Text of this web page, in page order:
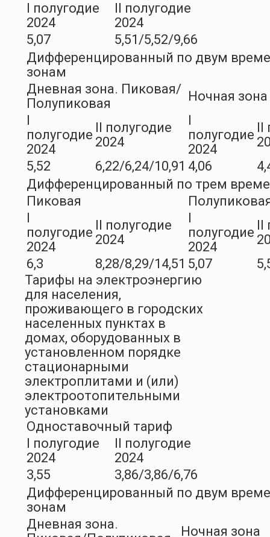
I полугодие
2024
II полугодие
2024
5,07
5,51/5,52/9,66
Дифференцированный по двум
зонам
Дневная зона. Пиковая/
Полупиковая
Ночная зона
полугодие
2024
II полугодие
2024
полугодие
2024
5,52
6,22/6,24/10,91 4,06
Дифференцированный по трем
Пиковая
полугодие
2024
II полугодие
2024
полугодие
2024
6,3
8,28/8,29/14,51 5,07
Тарифы на электроэнергию
для населения,
проживающего в городских
населенных пунктах в
домах, оборудованных в
установленном порядке
стационарными
электроплитами и (или)
электроотопительными
установками
Одноставочный тариф
I полугодие
2024
II полугодие
2024
3,55
3,86/3,86/6,76
Дифференцированный по двум
зонам
Дневная зона.
Ночная зона